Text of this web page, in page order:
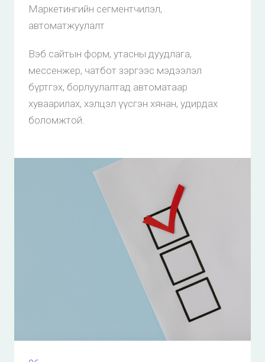
Маркетингийн сегментчилэл,
автоматжуулалт
Вэб сайтын форм, утасны дуудлага,
мессенжер, чатбот зэргээс мэдээлэл
бүртгэх, борлуулалтад автоматаар
хуваарилах, хэлцэл үүсгэн хянан, удирдах
боломжтой.